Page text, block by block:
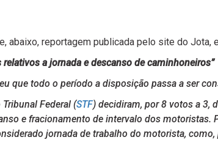
abaixo, reportagem publicada pelo site do Jota,
a jornada e descanso de caminhoneiros”
que todo o período a disposição passa a ser
Federal (STF) decidiram, por 8 votos a 3,
e fracionamento de intervalo dos motoristas.
jornada de trabalho do motorista,